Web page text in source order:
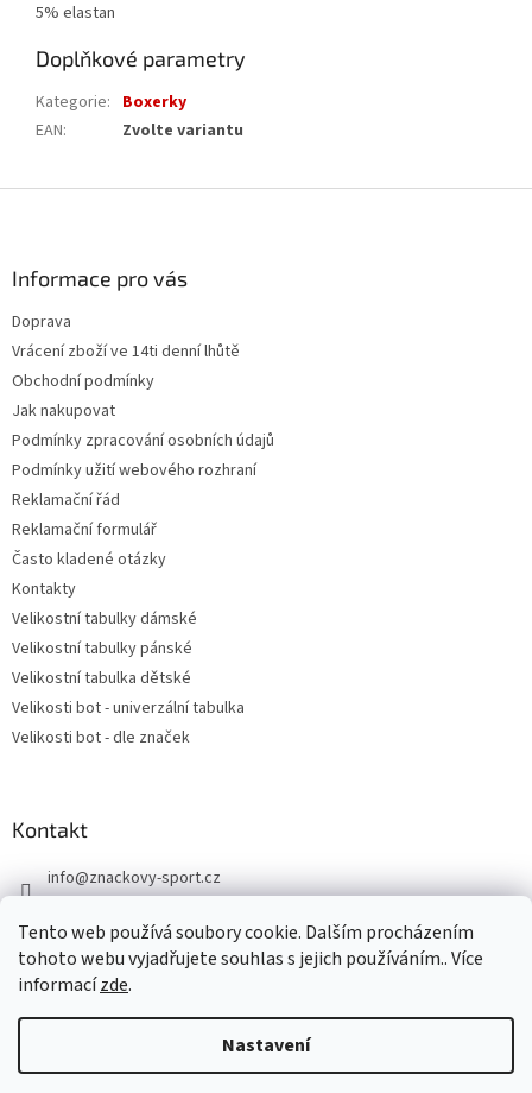
Tento web používá soubory cookie. Dalším procházením
tohoto webu vyjadřujete souhlas s jejich používáním.. Více
informacízde.
Nastavení
5% elastan
Doplňkové parametry
Kategorie: Boxerky
EAN: Zvolte variantu
Informace pro vás
Doprava
Vrácení zboží ve 14ti denní lhůtě
Obchodní podmínky
Jak nakupovat
Podmínky zpracování osobních údajů
Podmínky užití webového rozhraní
Reklamační řád
Reklamační formulář
Často kladené otázky
Kontakty
Velikostní tabulky dámské
Velikostní tabulky pánské
Velikostní tabulka dětské
Velikosti bot - univerzální tabulka
Velikosti bot - dle značek
Kontakt
info@znackovy-sport.cz
Vytvořil Shoptet